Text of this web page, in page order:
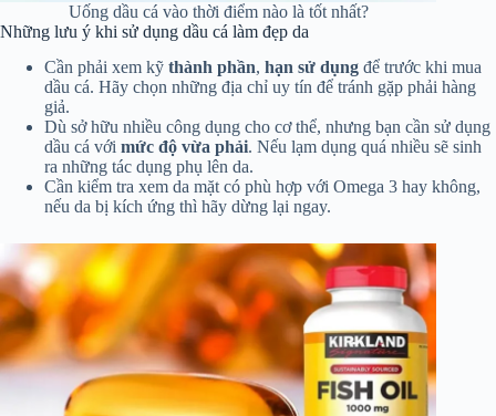
Uống dầu cá vào thời điểm nào là tốt nhất?
Những lưu ý khi sử dụng dầu cá làm đẹp da
Cần phải xem kỹ thành phần, hạn sử dụng để trước khi mua
dầu cá. Hãy chọn những địa chỉ uy tín để tránh gặp phải hàng
giả.
Dù sở hữu nhiều công dụng cho cơ thể, nhưng bạn cần sử dụng
dầu cá với mức độ vừa phải. Nếu lạm dụng quá nhiều sẽ sinh
ra những tác dụng phụ lên da.
Cần kiểm tra xem da mặt có phù hợp với Omega 3 hay không,
nếu da bị kích ứng thì hãy dừng lại ngay.